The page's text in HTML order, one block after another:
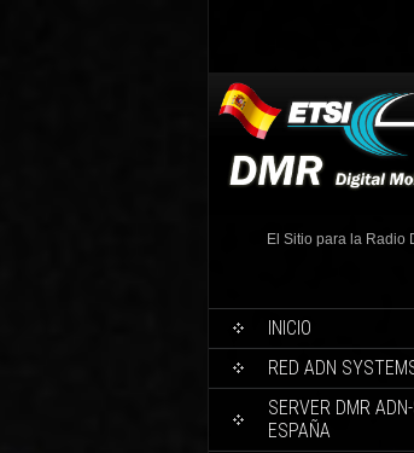
El Sitio para la Radio
INICIO
RED ADN
SERVER DMR
ESPAÑA